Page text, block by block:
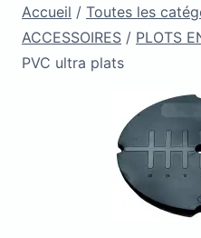
Accueil / Toutes les
ACCESSOIRES / PLOTS
PVC ultra plats